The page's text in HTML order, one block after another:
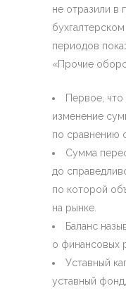
не отразили в
периодов
«Прочие
Первое, что
изменение
по сравнению
Сумма
до
по которой
на рынке.
Баланс
о финансовых
Уставный
уставный